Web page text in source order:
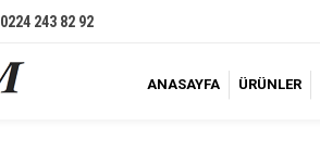
0224 243 82 92
ANASAYFA ÜRÜNLER